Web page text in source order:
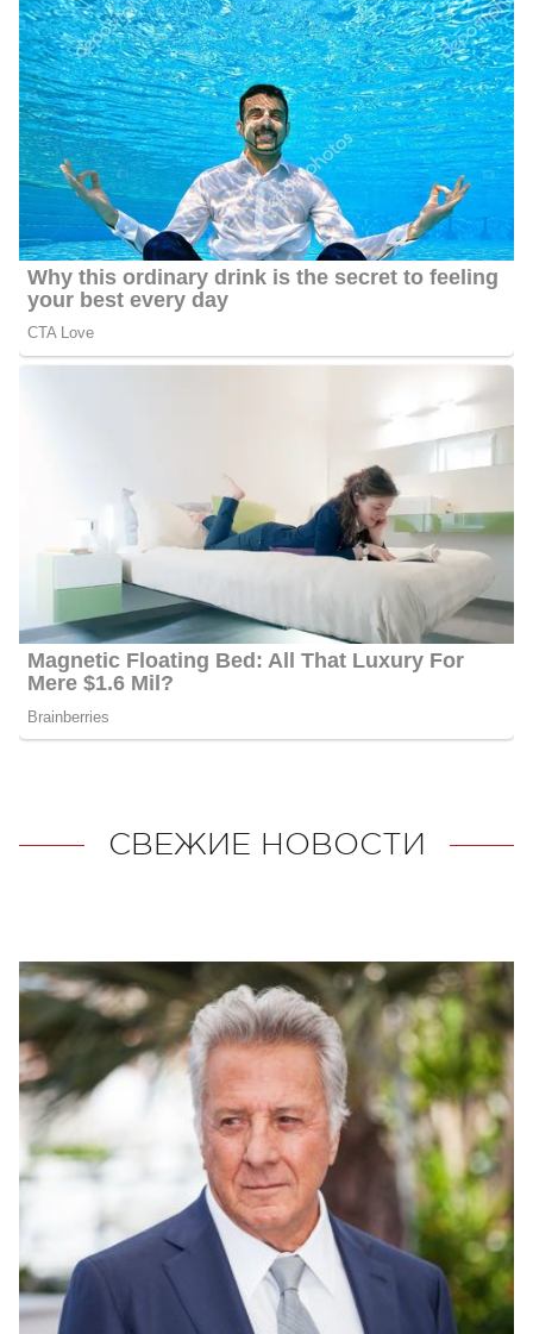
СВЕЖИЕ НОВОСТИ